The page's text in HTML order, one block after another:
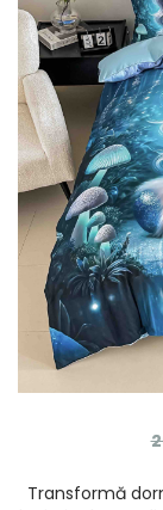
Transformă